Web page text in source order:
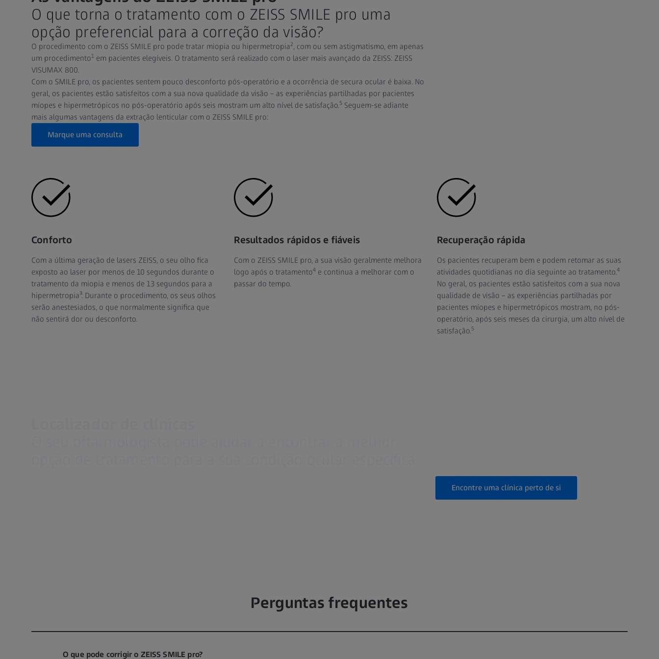
O que torna o tratamento com o ZEISS SMILE pro uma
opção preferencial para a correção da visão?
O procedimento com o ZEISS SMILE pro pode tratar miopia ou hipermetropia2, com ou sem astigmatismo, em apenas
um procedimento1 em pacientes elegíveis. O tratamento será realizado com o laser mais avançado da ZEISS: ZEISS
VISUMAX 800.
Com o SMILE pro, os pacientes sentem pouco desconforto pós-operatório e a ocorrência de secura ocular é baixa. No
geral, os pacientes estão satisfeitos com a sua nova qualidade da visão – as experiências partilhadas por pacientes
míopes e hipermetrópicos no pós-operatório após seis mostram um alto nível de satisfação.5 Seguem-se adiante
mais algumas vantagens da extração lenticular com o ZEISS SMILE pro:
Marque uma consulta
Conforto
Com a última geração de lasers ZEISS, o seu olho fica
exposto ao laser por menos de 10 segundos durante o
tratamento da miopia e menos de 13 segundos para a
hipermetropia³. Durante o procedimento, os seus olhos
serão anestesiados, o que normalmente significa que
não sentirá dor ou desconforto.
Resultados rápidos e fiáveis
Com o ZEISS SMILE pro, a sua visão geralmente melhora
logo após o tratamento4 e continua a melhorar com o
passar do tempo.
Recuperação rápida
Os pacientes recuperam bem e podem retomar as suas
atividades quotidianas no dia seguinte ao tratamento.4
No geral, os pacientes estão satisfeitos com a sua nova
qualidade de visão – as experiências partilhadas por
pacientes míopes e hipermetrópicos mostram, no pós-
operatório, após seis meses da cirurgia, um alto nível de
satisfação.5
Encontre uma clínica perto de si
Perguntas frequentes
O que pode corrigir o ZEISS SMILE pro?